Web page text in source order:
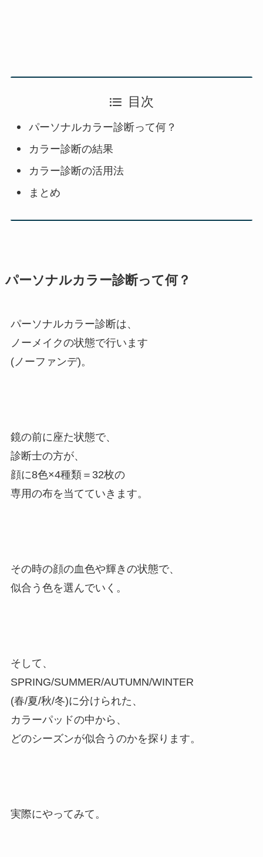
目次
パーソナルカラー診断って何？
カラー診断の結果
カラー診断の活用法
まとめ
パーソナルカラー診断って何？
パーソナルカラー診断は、
ノーメイクの状態で行います
(ノーファンデ)。
鏡の前に座た状態で、
診断士の方が、
顔に8色×4種類＝32枚の
専用の布を当てていきます。
その時の顔の血色や輝きの状態で、
似合う色を選んでいく。
そして、
SPRING/SUMMER/AUTUMN/WINTER
(春/夏/秋/冬)に分けられた、
カラーパッドの中から、
どのシーズンが似合うのかを探ります。
実際にやってみて。